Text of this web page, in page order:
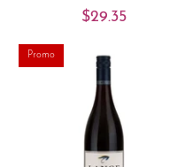
$29.35
Promo